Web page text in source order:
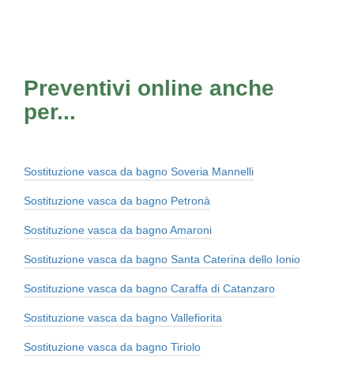
Preventivi online anche
per...
Sostituzione vasca da bagno Soveria Mannelli
Sostituzione vasca da bagno Petronà
Sostituzione vasca da bagno Amaroni
Sostituzione vasca da bagno Santa Caterina dello Ionio
Sostituzione vasca da bagno Caraffa di Catanzaro
Sostituzione vasca da bagno Vallefiorita
Sostituzione vasca da bagno Tiriolo